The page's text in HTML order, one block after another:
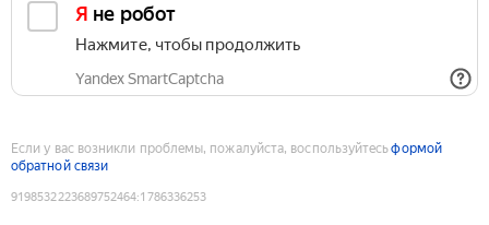
Я не робот
Нажмите, чтобы продолжить
Yandex SmartCaptcha
Если у вас возникли проблемы, пожалуйста, воспользуйтесьформой
обратной связи
9198532223689752464:1786336253